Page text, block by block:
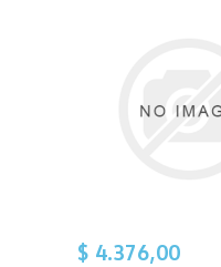
$ 4.376,00